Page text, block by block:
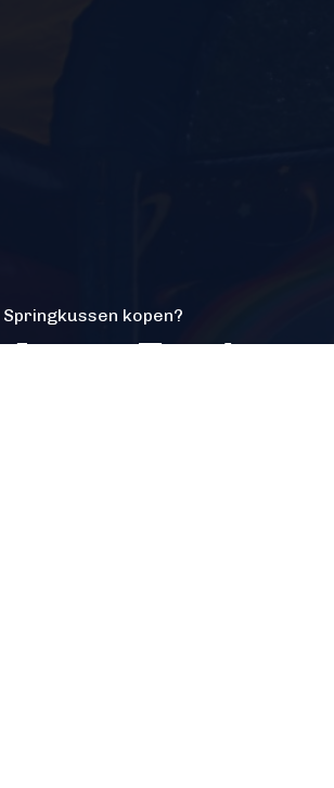
Springkussen kopen?
Jump Factory